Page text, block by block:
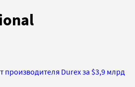
производителя Durex за $3,9 млрд